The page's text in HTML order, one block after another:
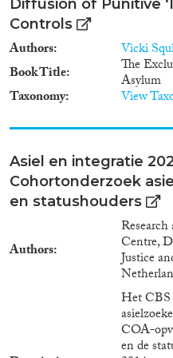
bewoners
novel in
discusses
the
law
legal
non-
whole
research
breaking
grounds
studies
Diffusion of Punitive
Controls
Authors
Vicki
Book Title
The
Asylum
Taxonomy View
Asiel en integratie
Cohortonderzoek
en statushouders
Authors Centre,
Justice
Het CBS
COA-
en de